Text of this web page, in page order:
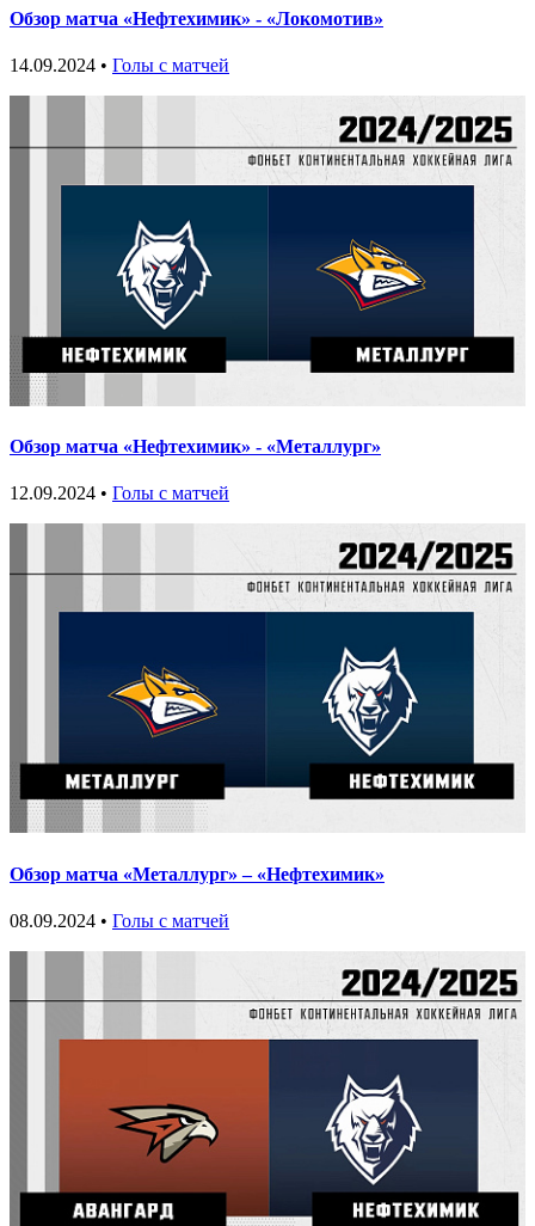
Обзор матча «Нефтехимик» - «Локомотив»
14.09.2024 • Голы с матчей
Обзор матча «Нефтехимик» - «Металлург»
12.09.2024 • Голы с матчей
Обзор матча «Металлург» – «Нефтехимик»
08.09.2024 • Голы с матчей